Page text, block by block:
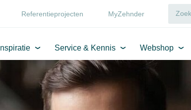
Referentieprojecten MyZehnder
Inspiratie Service & Kennis Webshop